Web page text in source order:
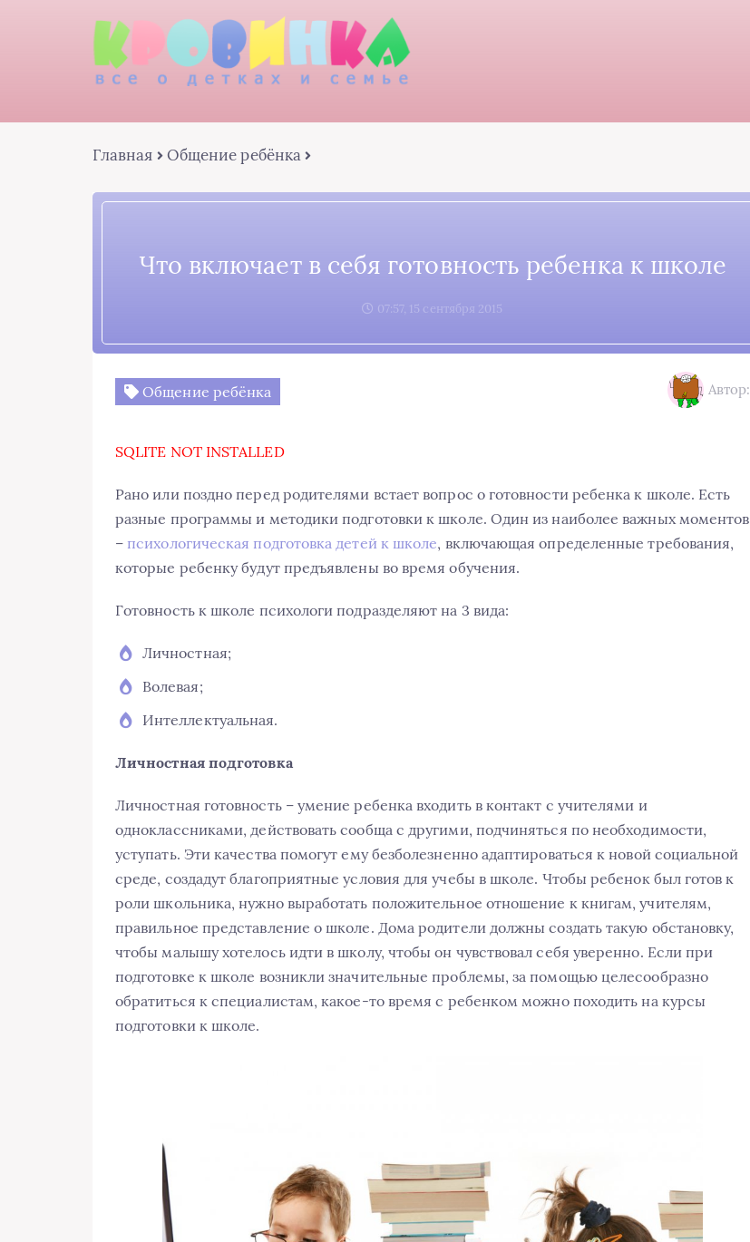
Главная Общение ребёнка
Что включает в себя готовность ребенка к школе
07:57, 15 сентября 2015
Общение ребёнка Автор:
SQLITE NOT INSTALLED
Рано или поздно перед родителями встает вопрос о готовности ребенка к школе. Есть
разные программы и методики подготовки к школе. Один из наиболее важных моментов
– психологическая подготовка детей к школе, включающая определенные требования,
которые ребенку будут предъявлены во время обучения.
Готовность к школе психологи подразделяют на 3 вида:
Личностная;
Волевая;
Интеллектуальная.
Личностная подготовка
Личностная готовность – умение ребенка входить в контакт с учителями и
одноклассниками, действовать сообща с другими, подчиняться по необходимости,
уступать. Эти качества помогут ему безболезненно адаптироваться к новой социальной
среде, создадут благоприятные условия для учебы в школе. Чтобы ребенок был готов к
роли школьника, нужно выработать положительное отношение к книгам, учителям,
правильное представление о школе. Дома родители должны создать такую обстановку,
чтобы малышу хотелось идти в школу, чтобы он чувствовал себя уверенно. Если при
подготовке к школе возникли значительные проблемы, за помощью целесообразно
обратиться к специалистам, какое-то время с ребенком можно походить на курсы
подготовки к школе.